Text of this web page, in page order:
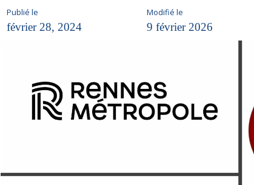
Publié le
février 28, 2024
Modifié le
9 février 2026